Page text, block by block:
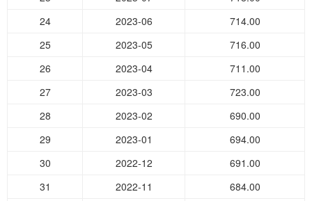
24
2023-06
714.00
25
2023-05
716.00
26
2023-04
711.00
27
2023-03
723.00
28
2023-02
690.00
29
2023-01
694.00
30
2022-12
691.00
31
2022-11
684.00